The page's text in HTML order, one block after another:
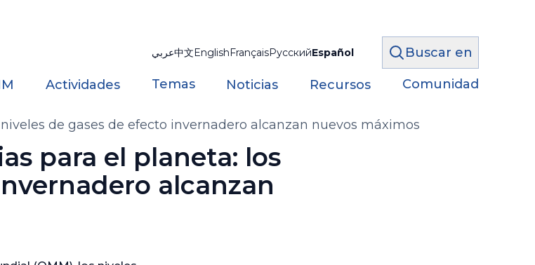
عربي中文EnglishFrançaisРусскийEspañol Buscar en
Actividades Temas Noticias Recursos Comunidad
de gases de efecto invernadero alcanzan nuevos máximos
para el planeta: los
alcanzan